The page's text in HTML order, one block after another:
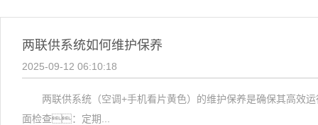
两联供系统如何维护保养
2025-09-12 06:10:18
两联供系统（空调+手机看片黄色）的维护保养是确保其高
面检查：定期...